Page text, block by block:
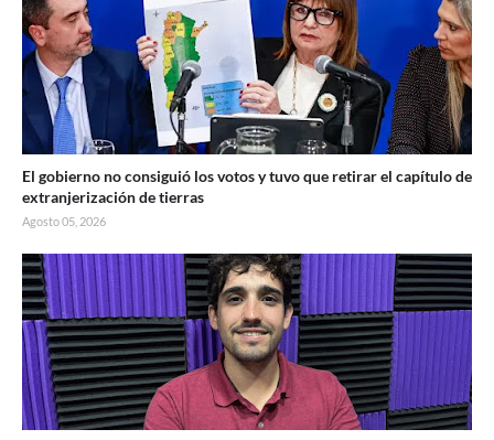
El gobierno no consiguió los votos y tuvo que retirar el capítulo de
extranjerización de tierras
Agosto 05, 2026